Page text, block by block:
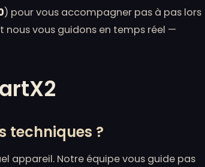
) pour vous accompagner pas à pas lors
vous guidons en temps réel —
techniques ?
appareil. Notre équipe vous guide pas